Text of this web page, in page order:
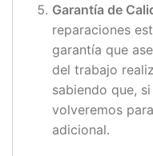
Garantía de
reparaciones
garantía que
del trabajo
sabiendo que,
volveremos
adicional.